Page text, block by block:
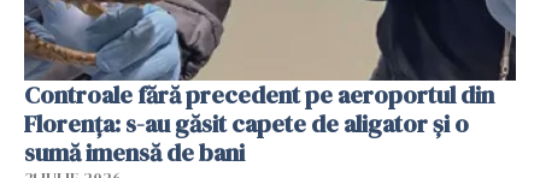
Controale fără precedent pe aeroportul din
Florența: s-au găsit capete de aligator și o
sumă imensă de bani